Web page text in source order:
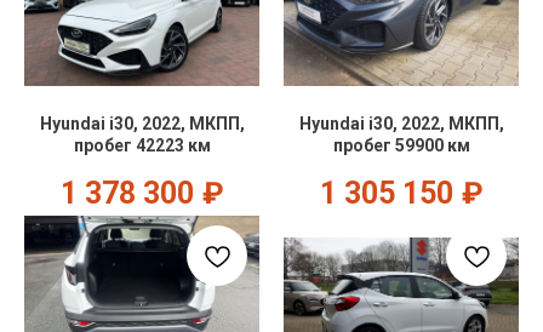
Hyundai i30, 2022, МКПП,
пробег 42223 км
1 378 300 ₽
Hyundai i30, 2022, МКПП,
пробег 59900 км
1 305 150 ₽